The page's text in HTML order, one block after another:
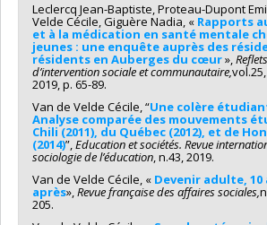
Leclercq Jean-Baptiste, Proteau-Dupont
Velde Cécile, Giguère Nadia, « Rapports
et à la médication en santé mentale
jeunes : une enquête auprès des
résidents en Auberges du cœur»,
d’intervention sociale et communautaire,
2019, p. 65-89.
Van de Velde Cécile, “Une colère
Analyse comparée des mouvements
Chili (2011), du Québec (2012), et de
(2014)”,Education et sociétés. Revue
sociologie de l’éducation, n.43, 2019.
Van de Velde Cécile, « Devenir adulte, 10
après»,Revue française des affaires sociales,
205.